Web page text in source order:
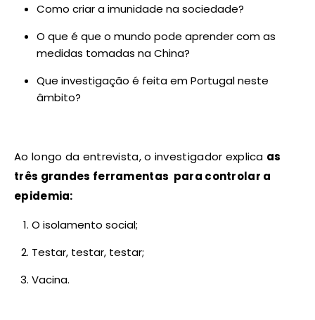
Como criar a imunidade na sociedade?
O que é que o mundo pode aprender com as
medidas tomadas na China?
Que investigação é feita em Portugal neste
âmbito?
Ao longo da entrevista, o investigador explica as
três grandes ferramentas para controlar a
epidemia:
O isolamento social;
Testar, testar, testar;
Vacina.